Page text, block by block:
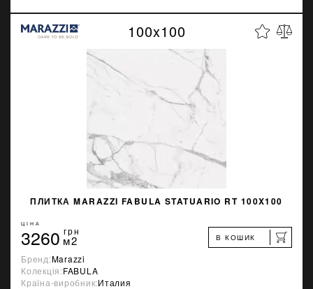
100x100
ПЛИТКА MARAZZI FABULA STATUARIO RT 100X100
ЦІНА
3260 грн
м2 В КОШИК
Бренд:Marazzi
Колекція:FABULA
Країна-виробник:Италия